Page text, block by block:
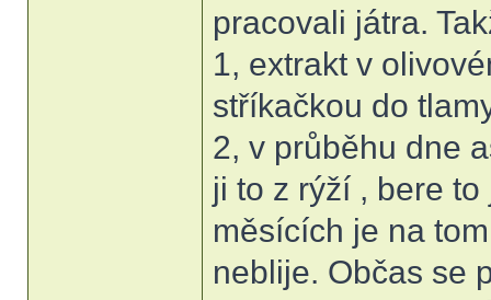
pracovali játra.
1, extrakt v
stříkačkou do
2, v průběhu dne
ji to z rýží , bere
měsících je na
neblije. Občas se